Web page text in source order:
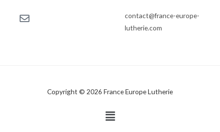
contact@france-europe-
lutherie.com
Copyright © 2026 France Europe Lutherie
Menu